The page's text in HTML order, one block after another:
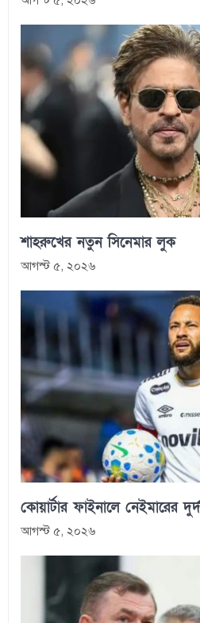
শাহরুখের নতুন সিনেমার লুক
আগস্ট ৫, ২০২৬
কোয়ার্টার ফাইনালে নেইমারের
আগস্ট ৫, ২০২৬